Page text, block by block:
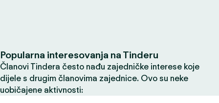
Popularna interesovanja na Tinderu
Članovi Tindera često nađu zajedničke interese koje
dijele s drugim članovima zajednice. Ovo su neke
uobičajene aktivnosti: